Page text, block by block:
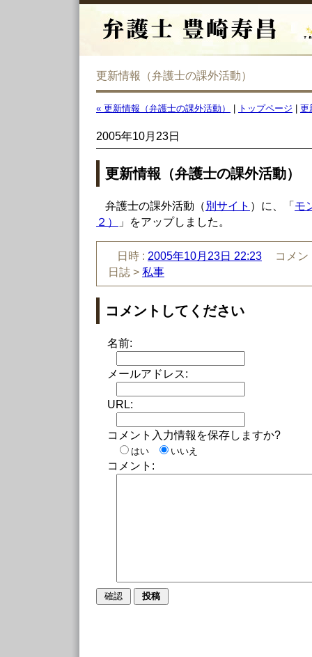
更新情報（弁護士の課外活動）
« 更新情報（弁護士の課外活動） トップページ 更
2005年10月23日
更新情報（弁護士の課外活動）
弁護士の課外活動（ 別サイト ）に、「 モ
２）
」をアップしました。
日時 : 2005年10月23日 22:23
コメ
日誌 > 私事
コメントしてください
名前:
メールアドレス:
URL:
コメント入力情報を保存しますか?
はい いいえ
コメント: